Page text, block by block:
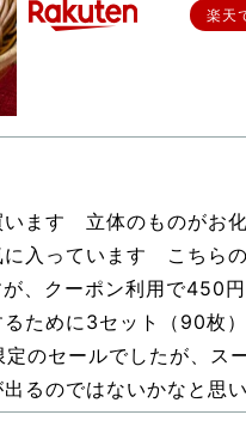
楽天
います 立体のものがお
に入っています こちら
、クーポン利用で450
ために3セット（90枚
のセールでしたが、ス
るのではないかなと思